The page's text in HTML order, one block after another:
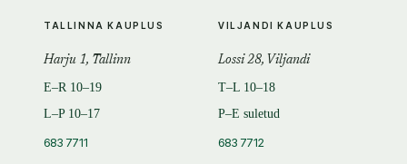
TALLINNA KAUPLUS
Harju 1, Tallinn
E–R 10–19
L–P 10–17
683 7711
VILJANDI KAUPLUS
Lossi 28, Viljandi
T–L 10–18
P–E suletud
683 7712